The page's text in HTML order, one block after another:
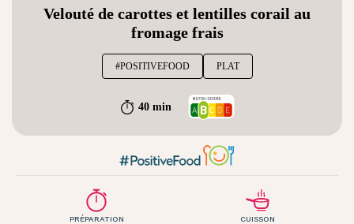
Velouté de carottes et lentilles corail au
fromage frais
#POSITIVEFOOD PLAT
40 min
PRÉPARATION CUISSON